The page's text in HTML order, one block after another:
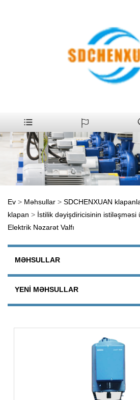
Ev > Məhsullar > SDCHENXUAN
klapan > İstilik dəyişdiricisinin istiləşməsi
Elektrik Nəzarət Valfı
MƏHSULLAR
YENI MƏHSULLAR